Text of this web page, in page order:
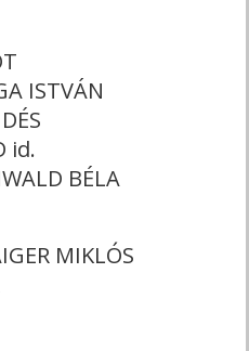
ISTVÁN
id.
BÉLA
MIKLÓS